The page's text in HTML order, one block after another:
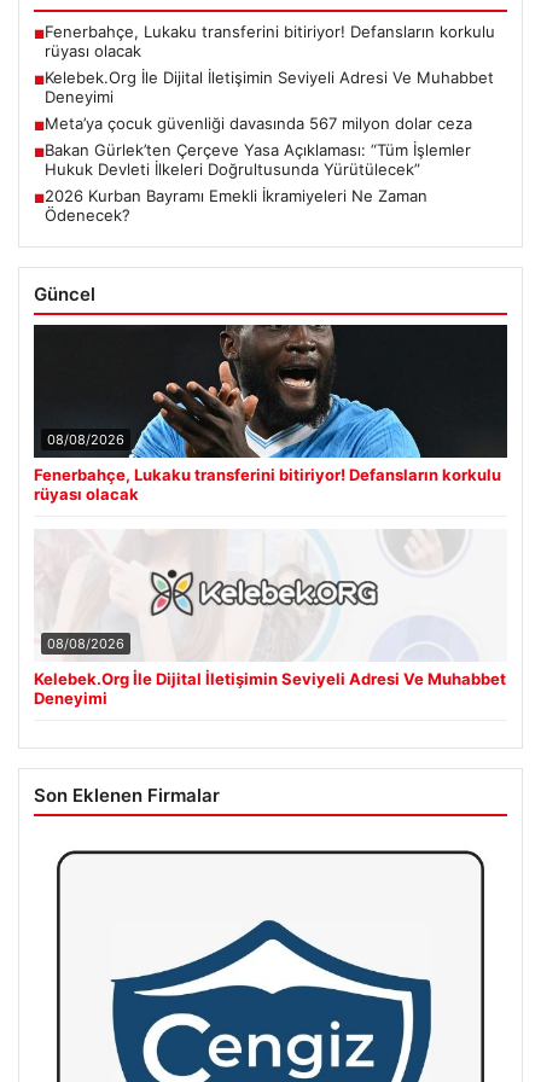
■Fenerbahçe, Lukaku transferini bitiriyor! Defansların korkulu
rüyası olacak
■Kelebek.Org İle Dijital İletişimin Seviyeli Adresi Ve Muhabbet
Deneyimi
■Meta’ya çocuk güvenliği davasında 567 milyon dolar ceza
■Bakan Gürlek’ten Çerçeve Yasa Açıklaması: “Tüm İşlemler
Hukuk Devleti İlkeleri Doğrultusunda Yürütülecek”
■2026 Kurban Bayramı Emekli İkramiyeleri Ne Zaman
Ödenecek?
Güncel
08/08/2026
Fenerbahçe, Lukaku transferini bitiriyor! Defansların korkulu
rüyası olacak
08/08/2026
Kelebek.Org İle Dijital İletişimin Seviyeli Adresi Ve Muhabbet
Deneyimi
Son Eklenen Firmalar